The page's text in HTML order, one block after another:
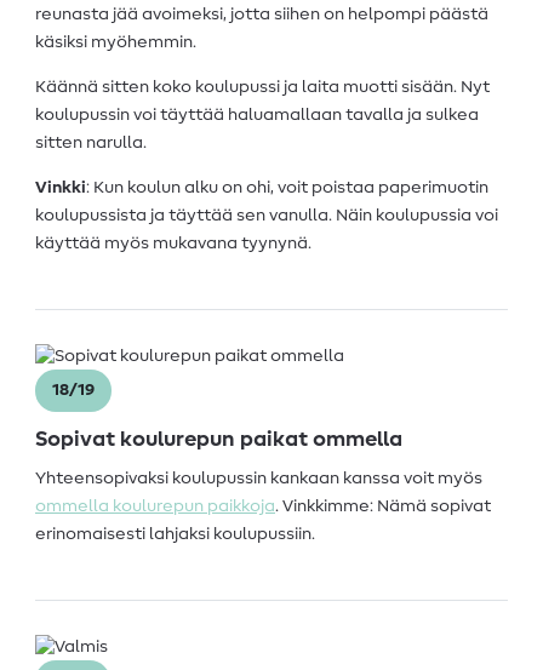
reunasta jää avoimeksi, jotta siihen on helpompi päästä
käsiksi myöhemmin.
Käännä sitten koko koulupussi ja laita muotti sisään. Nyt
koulupussin voi täyttää haluamallaan tavalla ja sulkea
sitten narulla.
Vinkki: Kun koulun alku on ohi, voit poistaa paperimuotin
koulupussista ja täyttää sen vanulla. Näin koulupussia voi
käyttää myös mukavana tyynynä.
18/19
Sopivat koulurepun paikat ommella
Yhteensopivaksi koulupussin kankaan kanssa voit myös
ommella koulurepun paikkoja. Vinkkimme: Nämä sopivat
erinomaisesti lahjaksi koulupussiin.